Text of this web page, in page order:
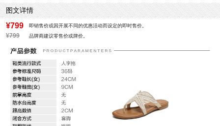
闭合方式：套脚
前掌高度：无
图文详情
¥799 即销售价或因开展不同的优惠活动而设定的即时售价。
¥799 品牌商建议零售价或牌价。